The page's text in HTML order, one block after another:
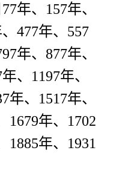
年、157年、
477年、557
年、877年、
、1197年、
年、1517年、
年、1702
1885年、1931